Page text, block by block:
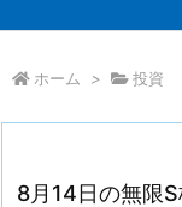
ホーム > 投資
8月14日の無限